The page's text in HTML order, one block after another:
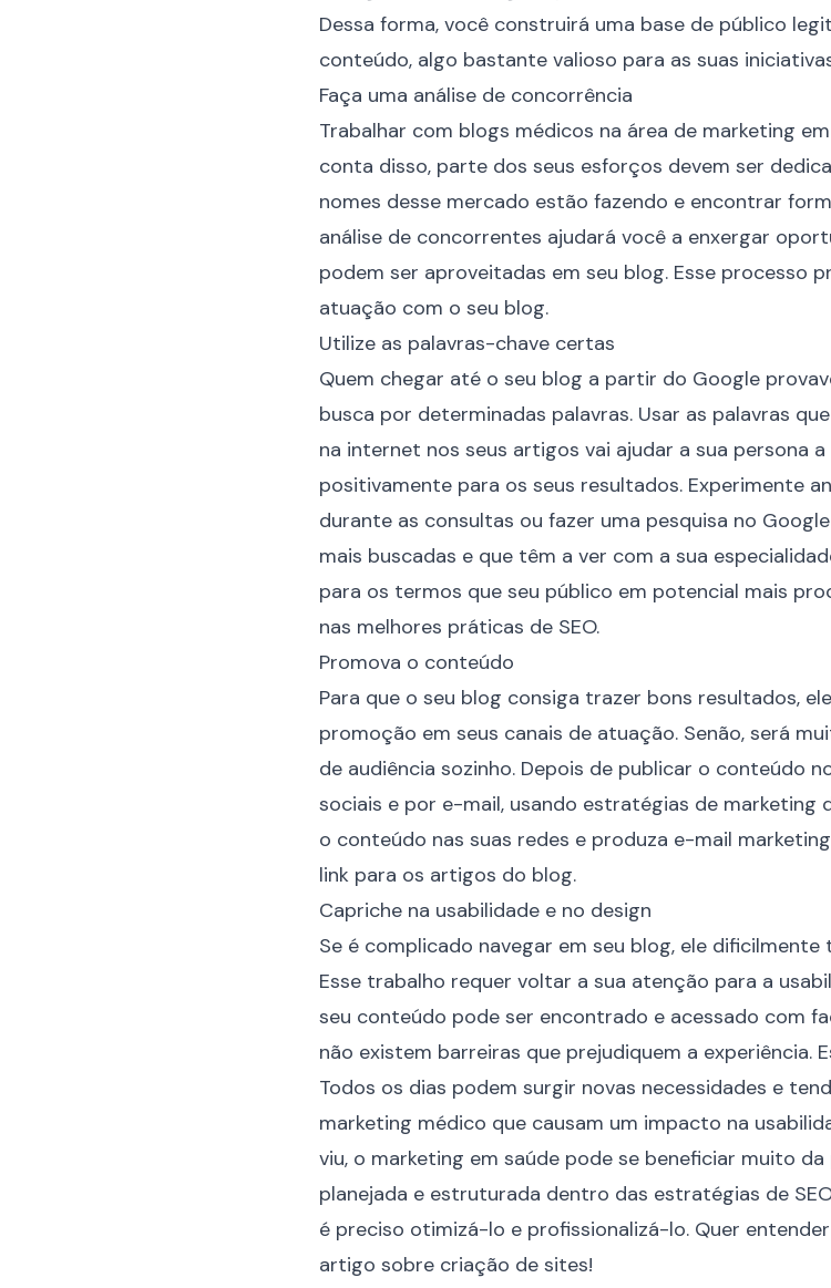
Dessa forma, você construirá uma base de público
conteúdo, algo bastante valioso para as suas
Faça uma análise de concorrência
Trabalhar com blogs médicos na área de marketing
conta disso, parte dos seus esforços devem ser
nomes desse mercado estão fazendo e encontrar
análise de concorrentes ajudará você a enxergar
podem ser aproveitadas em seu blog. Esse processo
atuação com o seu blog.
Utilize as palavras-chave certas
Quem chegar até o seu blog a partir do Google
busca por determinadas palavras. Usar as palavras
na internet nos seus artigos vai ajudar a sua persona
positivamente para os seus resultados. Experimente
durante as consultas ou fazer uma pesquisa no
mais buscadas e que têm a ver com a sua
para os termos que seu público em potencial mais
nas melhores práticas de SEO.
Promova o conteúdo
Para que o seu blog consiga trazer bons resultados,
promoção em seus canais de atuação. Senão, será
de audiência sozinho. Depois de publicar o conteúdo
sociais e por e-mail, usando estratégias de marketing
o conteúdo nas suas redes e produza e-mail
link para os artigos do blog.
Capriche na usabilidade e no design
Se é complicado navegar em seu blog, ele
Esse trabalho requer voltar a sua atenção para a
seu conteúdo pode ser encontrado e acessado com
não existem barreiras que prejudiquem a experiência.
Todos os dias podem surgir novas necessidades e
marketing médico que causam um impacto na
viu, o marketing em saúde pode se beneficiar muito
planejada e estruturada dentro das estratégias de
é preciso otimizá-lo e profissionalizá-lo. Quer
artigo sobre criação de sites!